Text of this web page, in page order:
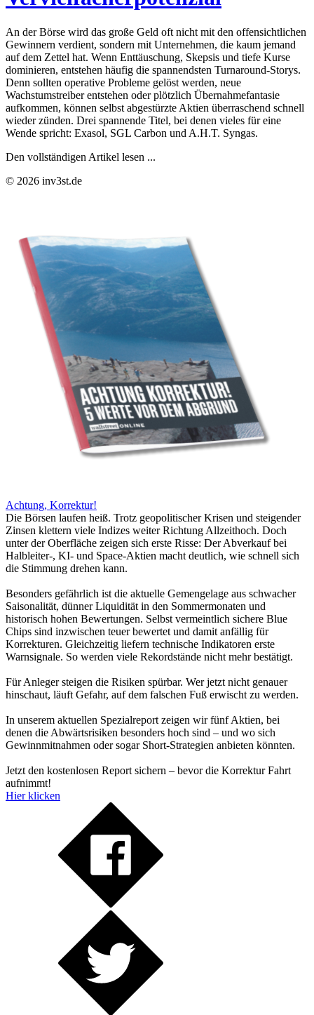
An der Börse wird das große Geld oft nicht mit den offensichtlichen
Gewinnern verdient, sondern mit Unternehmen, die kaum jemand
auf dem Zettel hat. Wenn Enttäuschung, Skepsis und tiefe Kurse
dominieren, entstehen häufig die spannendsten Turnaround-Storys.
Denn sollten operative Probleme gelöst werden, neue
Wachstumstreiber entstehen oder plötzlich Übernahmefantasie
aufkommen, können selbst abgestürzte Aktien überraschend schnell
wieder zünden. Drei spannende Titel, bei denen vieles für eine
Wende spricht: Exasol, SGL Carbon und A.H.T. Syngas.
Den vollständigen Artikel lesen ...
© 2026 inv3st.de
Achtung, Korrektur!
Die Börsen laufen heiß. Trotz geopolitischer Krisen und steigender
Zinsen klettern viele Indizes weiter Richtung Allzeithoch. Doch
unter der Oberfläche zeigen sich erste Risse: Der Abverkauf bei
Halbleiter-, KI- und Space-Aktien macht deutlich, wie schnell sich
die Stimmung drehen kann.
Besonders gefährlich ist die aktuelle Gemengelage aus schwacher
Saisonalität, dünner Liquidität in den Sommermonaten und
historisch hohen Bewertungen. Selbst vermeintlich sichere Blue
Chips sind inzwischen teuer bewertet und damit anfällig für
Korrekturen. Gleichzeitig liefern technische Indikatoren erste
Warnsignale. So werden viele Rekordstände nicht mehr bestätigt.
Für Anleger steigen die Risiken spürbar. Wer jetzt nicht genauer
hinschaut, läuft Gefahr, auf dem falschen Fuß erwischt zu werden.
In unserem aktuellen Spezialreport zeigen wir fünf Aktien, bei
denen die Abwärtsrisiken besonders hoch sind – und wo sich
Gewinnmitnahmen oder sogar Short-Strategien anbieten könnten.
Jetzt den kostenlosen Report sichern – bevor die Korrektur Fahrt
aufnimmt!
Hier klicken